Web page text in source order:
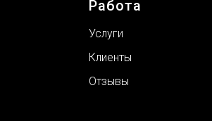
Работа
Услуги
Клиенты
Отзывы